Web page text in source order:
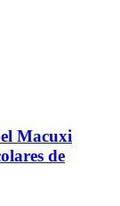
Macuxi
de